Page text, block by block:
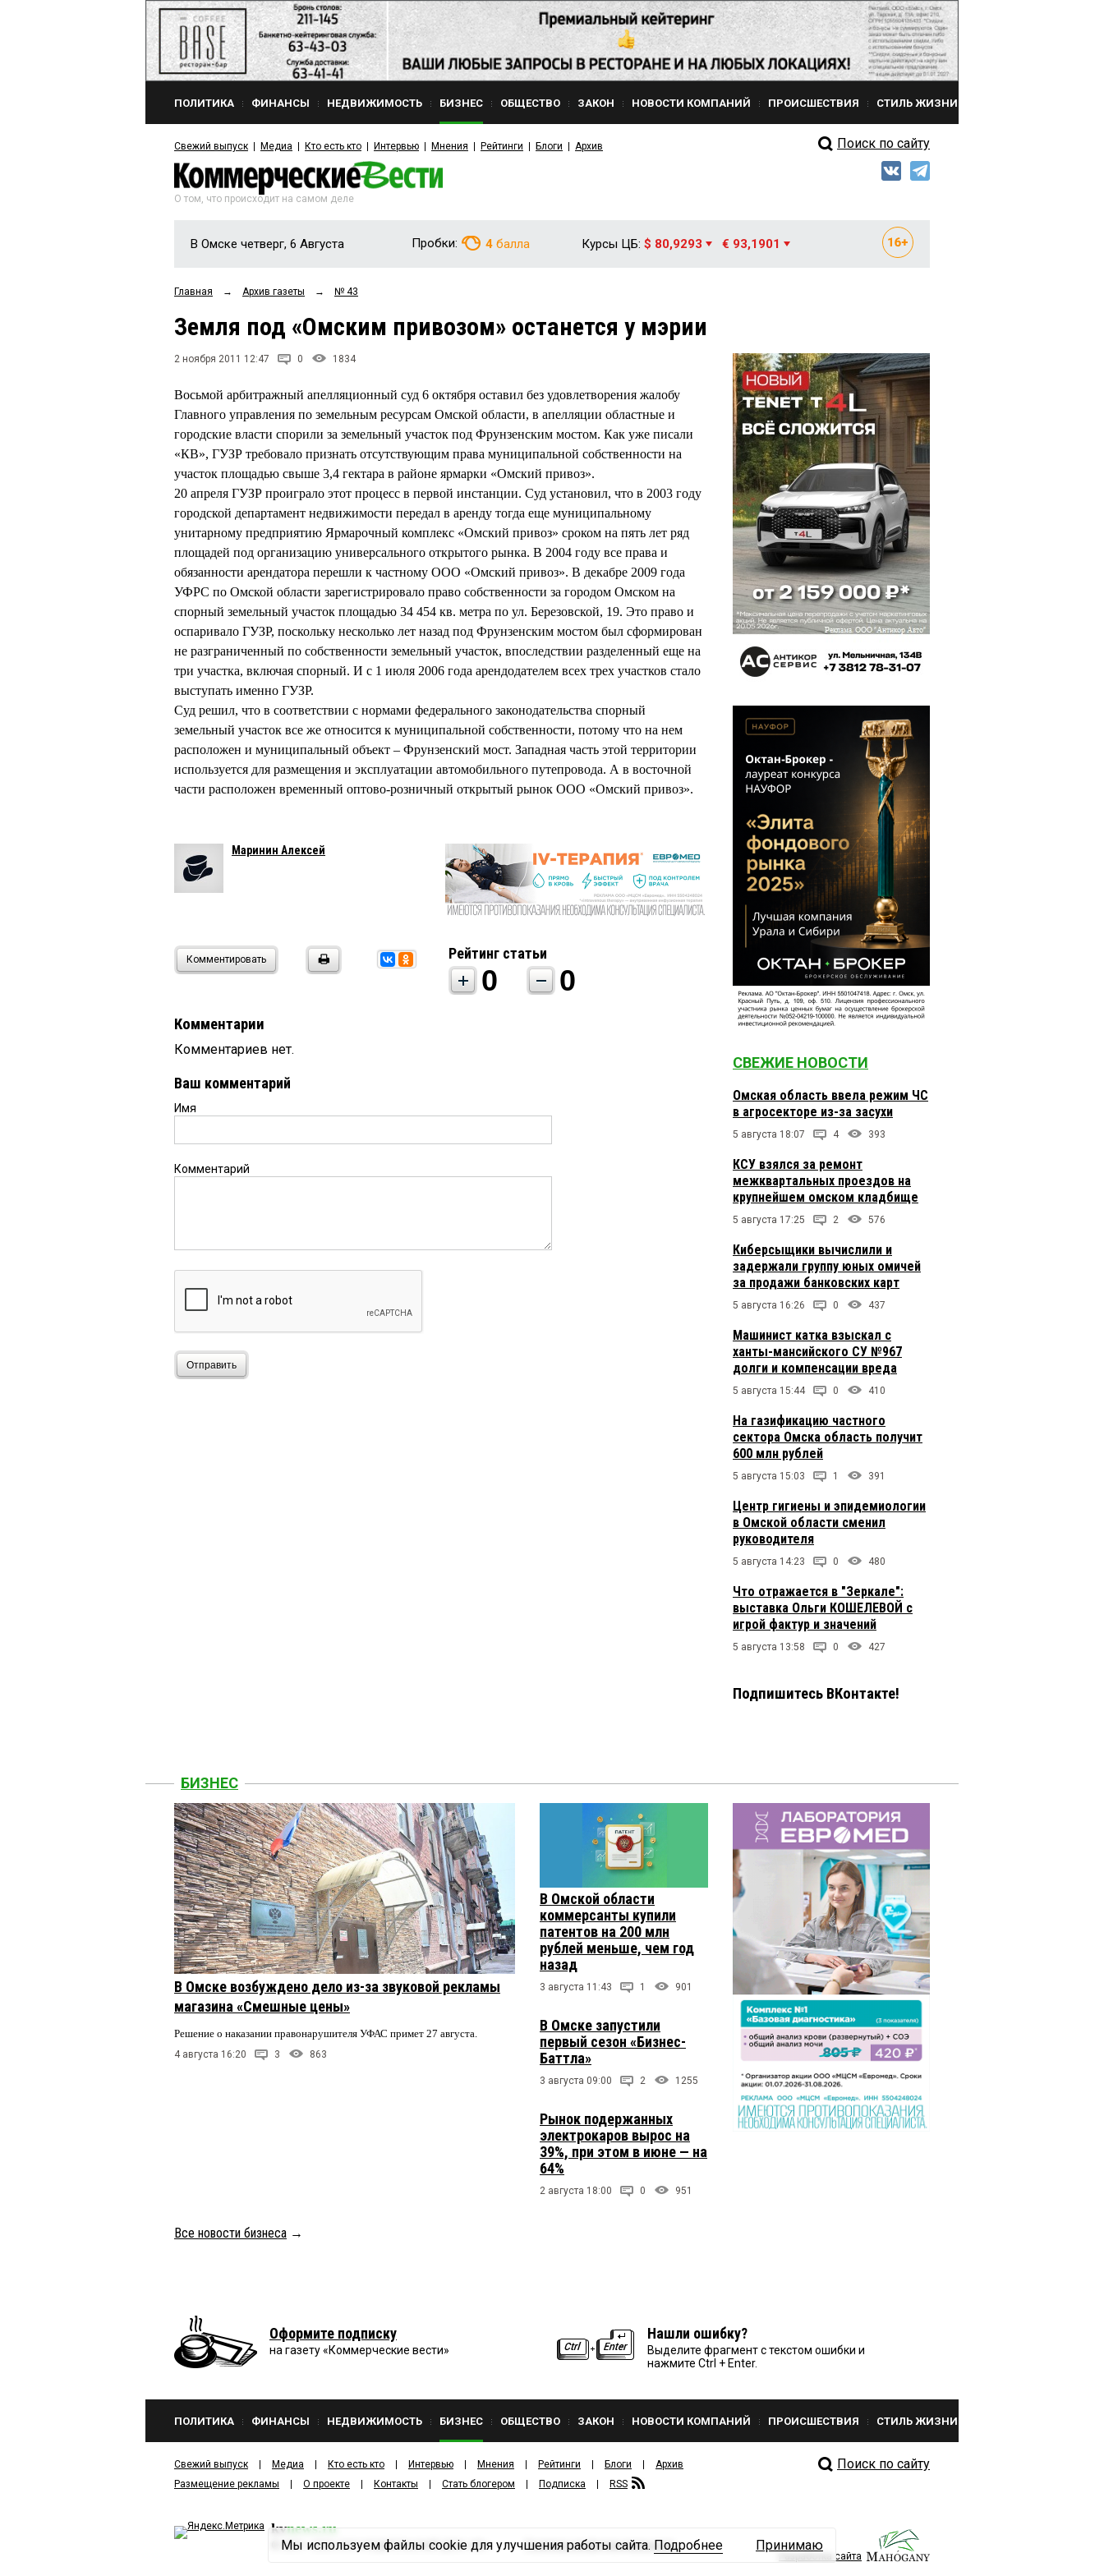
ПОЛИТИКА ФИНАНСЫ НЕДВИЖИМОСТЬ БИЗНЕС ОБЩЕСТВО ЗАКОН НОВОСТИ КОМПАНИЙ ПРОИСШЕСТВИЯ СТИЛЬ ЖИЗНИ
Свежий выпуск Медиа Кто есть кто Интервью Мнения Рейтинги Блоги Архив Поиск по сайту
О том, что происходит на самом деле
В Омске четверг, 6 Августа Пробки: 4 балла Курсы ЦБ: $ 80,9293 € 93,1901
Главная → Архив газеты → № 43
Земля под «Омским привозом» останется у мэрии
2 ноября 2011 12:47 0 1834
Восьмой арбитражный апелляционный суд 6 октября оставил без удовлетворения жалобу
Главного управления по земельным ресурсам Омской области, в апелляции областные и
городские власти спорили за земельный участок под Фрунзенским мостом. Как уже писали
«КВ», ГУЗР требовало признать отсутствующим права муниципальной собственности на
участок площадью свыше 3,4 гектара в районе ярмарки «Омский привоз».
20 апреля ГУЗР проиграло этот процесс в первой инстанции. Суд установил, что в 2003 году
городской департамент недвижимости передал в аренду тогда еще муниципальному
унитарному предприятию Ярмарочный комплекс «Омский привоз» сроком на пять лет ряд
площадей под организацию универсального открытого рынка. В 2004 году все права и
обязанности арендатора перешли к частному ООО «Омский привоз». В декабре 2009 года
УФРС по Омской области зарегистрировало право собственности за городом Омском на
спорный земельный участок площадью 34 454 кв. метра по ул. Березовской, 19. Это право и
оспаривало ГУЗР, поскольку несколько лет назад под Фрунзенским мостом был сформирован
не разграниченный по собственности земельный участок, впоследствии разделенный еще на
три участка, включая спорный. И с 1 июля 2006 года арендодателем всех трех участков стало
выступать именно ГУЗР.
Суд решил, что в соответствии с нормами федерального законодательства спорный
земельный участок все же относится к муниципальной собственности, потому что на нем
расположен и муниципальный объект – Фрунзенский мост. Западная часть этой территории
используется для размещения и эксплуатации автомобильного путепровода. А в восточной
части расположен временный оптово-розничный открытый рынок ООО «Омский привоз».
Маринин Алексей
Комментировать Рейтинг статьи
0 0
Комментарии
Комментариев нет.
Ваш комментарий
Имя
Комментарий
Отправить
СВЕЖИЕ НОВОСТИ
Омская область ввела режим ЧС
в агросекторе из-за засухи
5 августа 18:07 4 393
КСУ взялся за ремонт
межквартальных проездов на
крупнейшем омском кладбище
5 августа 17:25 2 576
Киберсыщики вычислили и
задержали группу юных омичей
за продажи банковских карт
5 августа 16:26 0 437
Машинист катка взыскал с
ханты-мансийского СУ №967
долги и компенсации вреда
5 августа 15:44 0 410
На газификацию частного
сектора Омска область получит
600 млн рублей
5 августа 15:03 1 391
Центр гигиены и эпидемиологии
в Омской области сменил
руководителя
5 августа 14:23 0 480
Что отражается в "Зеркале":
выставка Ольги КОШЕЛЕВОЙ с
игрой фактур и значений
5 августа 13:58 0 427
Подпишитесь ВКонтакте!
БИЗНЕС
В Омске возбуждено дело из-за звуковой рекламы
магазина «Смешные цены»
Решение о наказании правонарушителя УФАС примет 27 августа.
4 августа 16:20 3 863
В Омской области
коммерсанты купили
патентов на 200 млн
рублей меньше, чем год
назад
3 августа 11:43 1 901
В Омске запустили
первый сезон «Бизнес-
Баттла»
3 августа 09:00 2 1255
Рынок подержанных
электрокаров вырос на
39%, при этом в июне — на
64%
2 августа 18:00 0 951
Все новости бизнеса →
Оформите подписку
на газету «Коммерческие вести»
Нашли ошибку?
Выделите фрагмент с текстом ошибки и
нажмите Ctrl + Enter.
ПОЛИТИКА ФИНАНСЫ НЕДВИЖИМОСТЬ БИЗНЕС ОБЩЕСТВО ЗАКОН НОВОСТИ КОМПАНИЙ ПРОИСШЕСТВИЯ СТИЛЬ ЖИЗНИ
Свежий выпуск Медиа Кто есть кто Интервью Мнения Рейтинги Блоги
Архив
Размещение рекламы
О проекте Контакты Стать блогером Подписка RSS
Поиск по сайту
kvnews.ru
2001—2026ООО ИЗДАТЕЛЬСКИЙ ДОМ «КВ».
Политика конфиденциальности
Разработка сайта
Мы используем файлы cookie для улучшения работы сайта. Подробнее Принимаю